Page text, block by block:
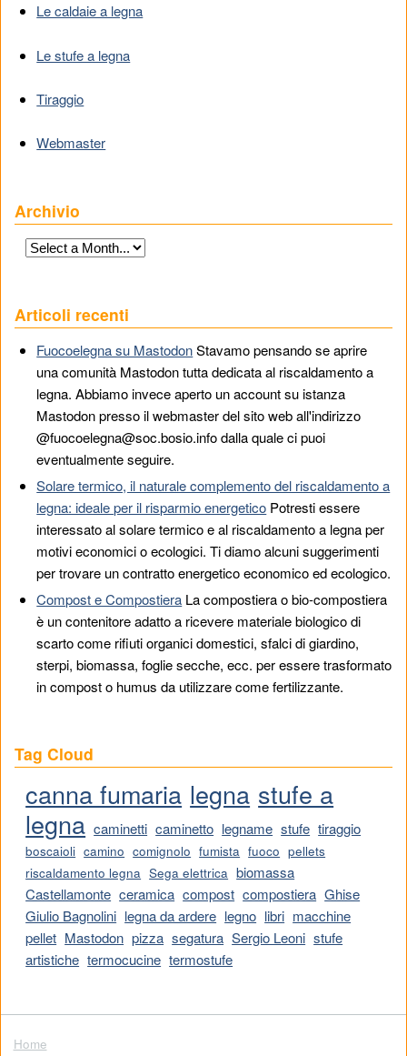
Le caldaie a legna
Le stufe a legna
Tiraggio
Webmaster
Archivio
Articoli recenti
Fuocoelegna su MastodonStavamo pensando se aprire
una comunità Mastodon tutta dedicata al riscaldamento a
legna. Abbiamo invece aperto un account su istanza
Mastodon presso il webmaster del sito web all'indirizzo
@fuocoelegna@soc.bosio.info dalla quale ci puoi
eventualmente seguire.
Solare termico, il naturale complemento del riscaldamento a
legna: ideale per il risparmio energetico Potresti essere
interessato al solare termico e al riscaldamento a legna per
motivi economici o ecologici. Ti diamo alcuni suggerimenti
per trovare un contratto energetico economico ed ecologico.
Compost e Compostiera La compostiera o bio-compostiera
è un contenitore adatto a ricevere materiale biologico di
scarto come rifiuti organici domestici, sfalci di giardino,
sterpi, biomassa, foglie secche, ecc. per essere trasformato
in compost o humus da utilizzare come fertilizzante.
Tag Cloud
canna fumaria legna stufe a
legna caminetti caminetto legname stufe tiraggio
boscaioli camino comignolo fumista fuoco pellets
riscaldamento legna Sega elettrica biomassa
Castellamonte ceramica compost compostiera Ghise
Giulio Bagnolini legna da ardere legno libri macchine
pellet Mastodon pizza segatura Sergio Leoni stufe
artistiche termocucine termostufe
Home